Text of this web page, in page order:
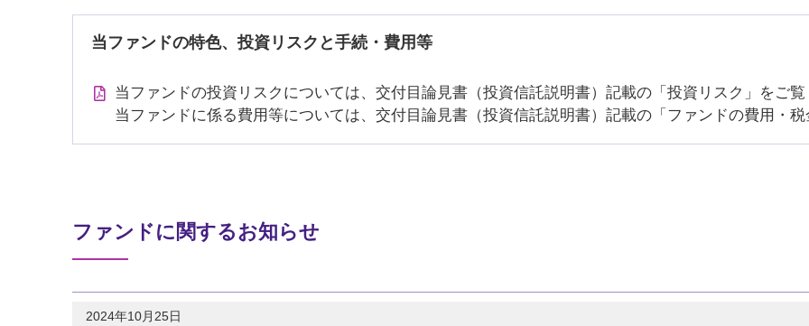
当ファンドの特色、投資リスクと手続・費用等
当ファンドの投資リスクについては、交付目論見書（投資信託説明書）記載の「投資リスク」をご覧
当ファンドに係る費用等については、交付目論見書（投資信託説明書）記載の「ファンドの費用・税
ファンドに関するお知らせ
2024年10月25日